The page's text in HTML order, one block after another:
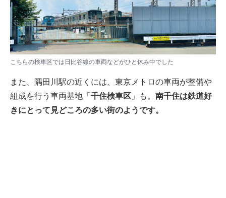
こちらの検車区では日比谷線の車両などがひと休み中でした
また、隅田川駅の近くには、東京メトロの車両が整備や
組成を行う車両基地「 千住検車区 」も。 南千住は鉄道好
きにとって見どころの多い街のようです。